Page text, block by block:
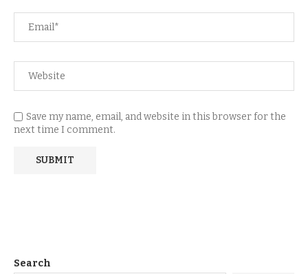
Save my name, email, and website in this browser for the
next time I comment.
Search